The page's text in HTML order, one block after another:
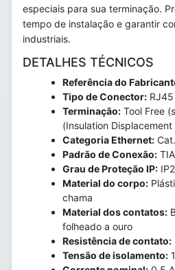
especiais para sua terminação.
tempo de instalação e garantir
industriais.
DETALHES TÉCNICOS
Referência do
Tipo de Conector: RJ45
Terminação: Tool Free
(Insulation
Categoria Ethernet:
Padrão de Conexão:
Grau de Proteção IP:
Material do corpo:
chama
Material dos contatos:
folheado a ouro
Resistência de contato:
Tensão de isolamento: